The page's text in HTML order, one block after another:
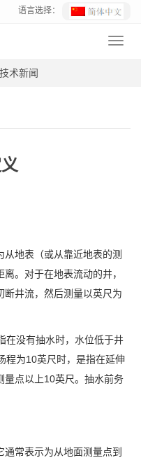
语言选择：
技术新闻
地表（或从靠近地表的测
。对于在地表流动的井，
断井流，然后测量以英尺为
在没有抽水时，水位低于井
程为10英尺时，是指在延伸
量点以上10英尺。抽水前务
常表示为从地面测量点到